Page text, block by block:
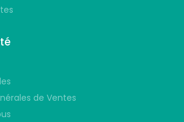
de Ventes